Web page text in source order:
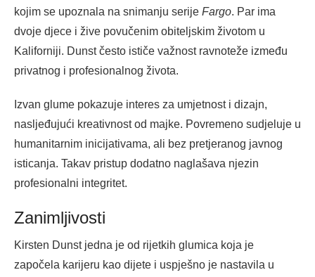
kojim se upoznala na snimanju serije Fargo. Par ima
dvoje djece i žive povučenim obiteljskim životom u
Kaliforniji. Dunst često ističe važnost ravnoteže između
privatnog i profesionalnog života.
Izvan glume pokazuje interes za umjetnost i dizajn,
nasljeđujući kreativnost od majke. Povremeno sudjeluje u
humanitarnim inicijativama, ali bez pretjeranog javnog
isticanja. Takav pristup dodatno naglašava njezin
profesionalni integritet.
Zanimljivosti
Kirsten Dunst jedna je od rijetkih glumica koja je
započela karijeru kao dijete i uspješno je nastavila u